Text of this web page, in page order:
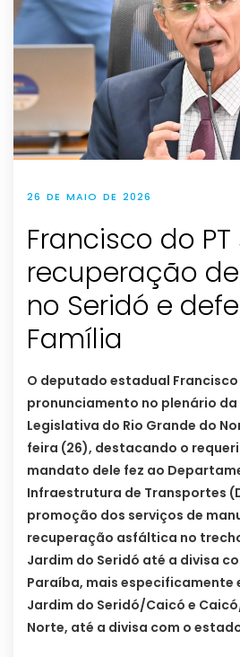
26 DE MAIO DE 2026
Francisco do
recuperação
no Seridó e
Família
O deputado estadual Francisco
pronunciamento no plenário da
Legislativa do Rio Grande do
feira (26), destacando o
mandato dele fez ao
Infraestrutura de Transportes
promoção dos serviços de
recuperação asfáltica no
Jardim do Seridó até a divisa
Paraíba, mais especificamente
Jardim do Seridó/Caicó e
Norte, até a divisa com o